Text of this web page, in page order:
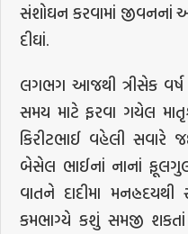
સંશોઘન કરવામાં જીવનનાં
દીઘાં.
લગભગ આજથી ત્રીસેક વર્ષ
સમય માટે ફરવા ગયેલ
કિરીટભાઈ વહેલી સવારે
બેસેલ ભાઈનાં નાનાં
વાતને દાદીમા
કમભાગ્યે કશું સમજી શકતાં